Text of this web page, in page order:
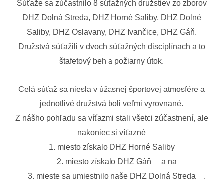
Súťaže sa zúčastnilo 8 súťažných družstiev zo zborov
DHZ Dolná Streda, DHZ Horné Saliby, DHZ Dolné
Saliby, DHZ Oslavany, DHZ Ivančice, DHZ Gáň.
Družstvá súťažili v dvoch súťažných disciplínach a to
štafetový beh a požiarny útok.
Celá súťaž sa niesla v úžasnej športovej atmosfére a
jednotlivé družstvá boli veľmi vyrovnané.
Z nášho pohľadu sa víťazmi stali všetci zúčastnení, ale
nakoniec si víťazné
1. miesto získalo DHZ Horné Saliby
2. miesto získalo DHZ Gáň
a na
3. mieste sa umiestnilo naše DHZ Dolná Streda
.